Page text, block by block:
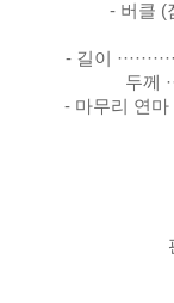
- 버클 (
- 길이
두께
- 마무리 연마